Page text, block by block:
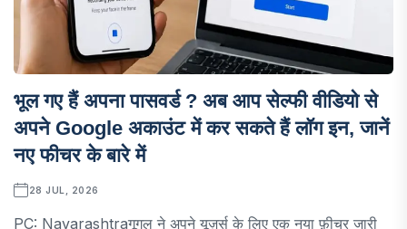
भूल गए हैं अपना पासवर्ड ? अब आप सेल्फी वीडियो से
अपने Google अकाउंट में कर सकते हैं लॉग इन, जानें
नए फीचर के बारे में
28 JUL, 2026
PC: Navarashtraगूगल ने अपने यूज़र्स के लिए एक नया फ़ीचर जारी